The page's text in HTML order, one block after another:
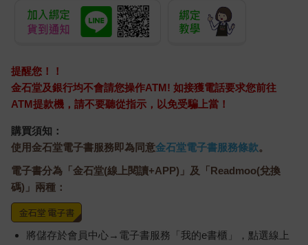
提醒您！！
金石堂及銀行均不會請您操作ATM! 如接獲電話要求您前往
ATM提款機，請不要聽從指示，以免受騙上當！
購買須知：
使用金石堂電子書服務即為同意金石堂電子書服務條款。
電子書分為「金石堂(線上閱讀+APP)」及「Readmoo(兌換
碼)」兩種：
將儲存於會員中心→電子書服務「我的e書櫃」，點選線上